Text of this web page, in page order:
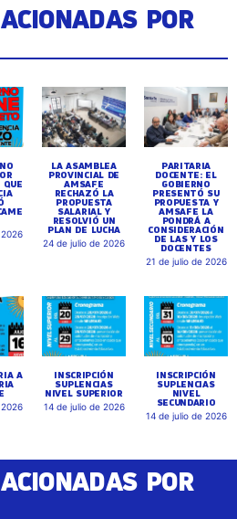
POR
QUE
LA ASAMBLEA
PROVINCIAL DE
AMSAFE
RECHAZÓ LA
PROPUESTA
SALARIAL Y
RESOLVIÓ UN
PLAN DE LUCHA
24 de julio de 2026
PARITARIA
DOCENTE: EL
GOBIERNO
PRESENTÓ SU
PROPUESTA Y
AMSAFE LA
PONDRÁ A
CONSIDERACIÓN
DE LAS Y LOS
DOCENTES
21 de julio de 2026
A INSCRIPCIÓN
SUPLENCIAS
NIVEL SUPERIOR
14 de julio de 2026
INSCRIPCIÓN
SUPLENCIAS
NIVEL
SECUNDARIO
14 de julio de 2026
POR